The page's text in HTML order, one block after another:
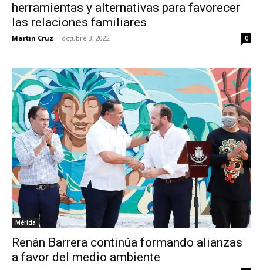
herramientas y alternativas para favorecer
las relaciones familiares
Martin Cruz - octubre 3, 2022 0
Mérida
Renán Barrera continúa formando alianzas
a favor del medio ambiente